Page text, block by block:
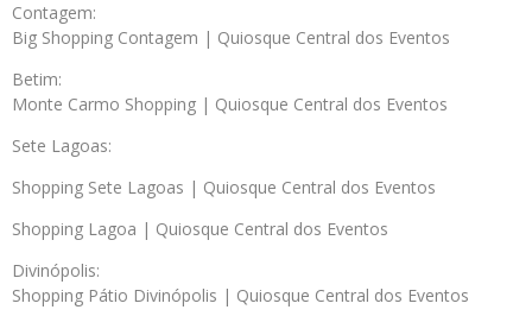
Contagem:
Big Shopping Contagem | Quiosque Central dos Eventos
Betim:
Monte Carmo Shopping | Quiosque Central dos Eventos
Sete Lagoas:
Shopping Sete Lagoas | Quiosque Central dos Eventos
Shopping Lagoa | Quiosque Central dos Eventos
Divinópolis:
Shopping Pátio Divinópolis | Quiosque Central dos Eventos